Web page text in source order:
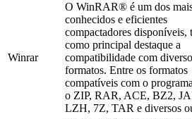
Winrar
O WinRAR® é um dos
conhecidos e eficientes
compactadores disponíveis,
como principal destaque a
compatibilidade com
formatos. Entre os formatos
compatíveis com o
o ZIP, RAR, ACE, BZ2,
LZH, 7Z, TAR e diversos